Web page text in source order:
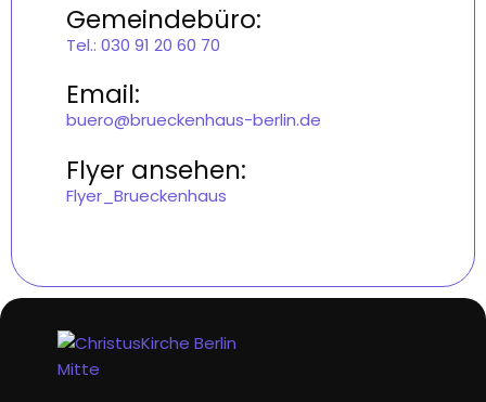
Gemeindebüro:
Tel.: 030 91 20 60 70
Email:
buero@brueckenhaus-berlin.de
Flyer ansehen:
Flyer_Brueckenhaus